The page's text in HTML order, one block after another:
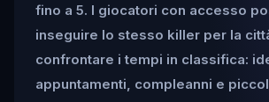
fino a 5. I giocatori con accesso
inseguire lo stesso killer per la
confrontare i tempi in classifica:
appuntamenti, compleanni e